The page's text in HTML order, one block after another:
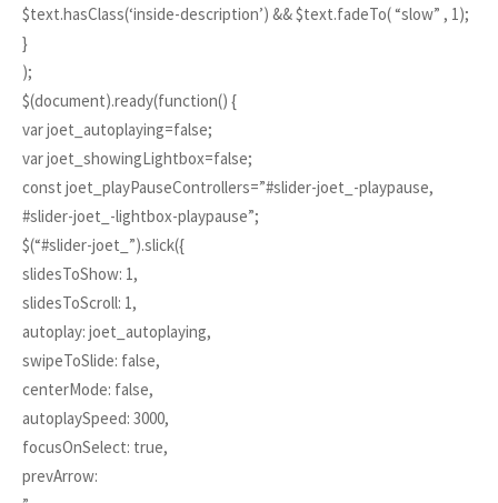
$text.hasClass(‘inside-description’) && $text.fadeTo( “slow” , 1);
}
);
$(document).ready(function() {
var joet_autoplaying=false;
var joet_showingLightbox=false;
const joet_playPauseControllers=”#slider-joet_-playpause,
#slider-joet_-lightbox-playpause”;
$(“#slider-joet_”).slick({
slidesToShow: 1,
slidesToScroll: 1,
autoplay: joet_autoplaying,
swipeToSlide: false,
centerMode: false,
autoplaySpeed: 3000,
focusOnSelect: true,
prevArrow: